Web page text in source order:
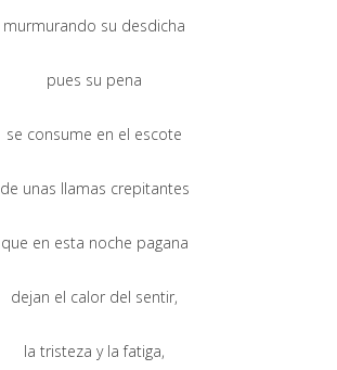
murmurando su desdicha
pues su pena
se consume en el escote
de unas llamas crepitantes
que en esta noche pagana
dejan el calor del sentir,
la tristeza y la fatiga,